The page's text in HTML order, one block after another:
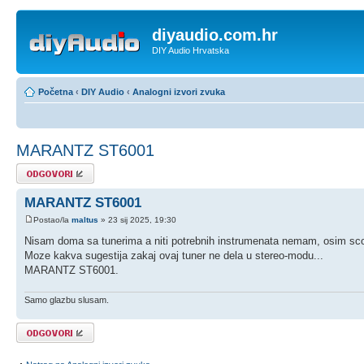
diyaudio.com.hr
DIY Audio Hrvatska
Početna ‹ DIY Audio ‹ Analogni izvori zvuka
MARANTZ ST6001
Odgovori
MARANTZ ST6001
Postao/la maltus » 23 sij 2025, 19:30
Nisam doma sa tunerima a niti potrebnih instrumenata nemam, osim
Moze kakva sugestija zakaj ovaj tuner ne dela u stereo-modu...
MARANTZ ST6001.
Samo glazbu slusam.
Odgovori